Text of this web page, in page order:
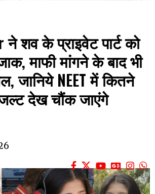
ने शव के प्राइवेट पार्ट को
माफी मांगने के बाद भी
जानिये NEET में कितने
देख चौंक जाएंगे